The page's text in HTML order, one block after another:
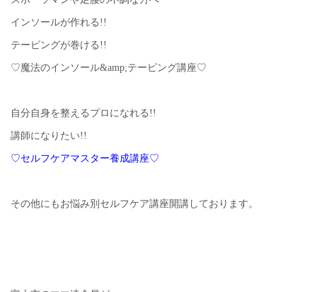
インソールが作れる!!
テーピングが巻ける!!
♡魔法のインソール&amp;テーピング講座♡
自分自身を整えるプロになれる!!
講師になりたい!!
♡セルフケアマスター養成講座♡
その他にもお悩み別セルフケア講座開講しております。